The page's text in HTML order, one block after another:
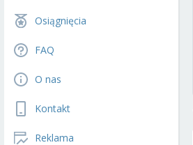
Osiągnięcia
FAQ
O nas
Kontakt
Reklama